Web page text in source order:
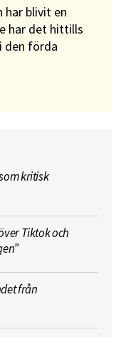
har blivit en
har det hittills
den förda
kritisk
Tiktok och
från